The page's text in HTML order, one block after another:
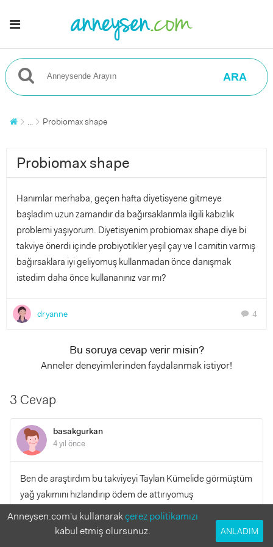
ARA
... Probiomax shape
Probiomax shape
Hanımlar merhaba, geçen hafta diyetisyene gitmeye
başladım uzun zamandır da bağırsaklarımla ilgili kabızlık
problemi yaşıyorum. Diyetisyenim probiomax shape diye bi
takviye önerdi içinde probiyotikler yeşil çay ve l carnitin varmış
bağırsaklara iyi geliyomuş kullanmadan önce danışmak
istedim daha önce kullananınız var mı?
dryanne chat 4
Bu soruya cevap verir misin?
Anneler deneyimlerinden faydalanmak istiyor!
3 Cevap
basakgurkan
4 yıl önce
Ben de araştırdım bu takviyeyi Taylan Kümelide görmüştüm
yağ yakımını hızlandırıp ödem de attırıyomuş
YANITLA
0
Anneysen.com'u kullanarakçerez politikamızı
kabul etmiş olursunuz.
ANLADIM